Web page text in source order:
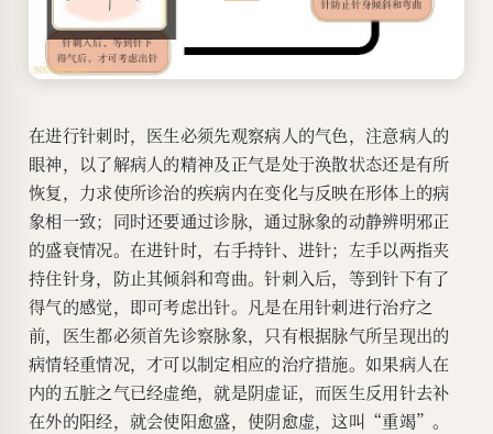
在进行针刺时，医生必须先观察病人的气色，注意病人的
眼神，以了解病人的精神及正气是处于涣散状态还是有所
恢复，力求使所诊治的疾病内在变化与反映在形体上的病
象相一致；同时还要通过诊脉，通过脉象的动静辨明邪正
的盛衰情况。在进针时，右手持针、进针；左手以两指夹
持住针身，防止其倾斜和弯曲。针刺入后，等到针下有了
得气的感觉，即可考虑出针。凡是在用针刺进行治疗之
前，医生都必须首先诊察脉象，只有根据脉气所呈现出的
病情轻重情况，才可以制定相应的治疗措施。如果病人在
内的五脏之气已经虚绝，就是阴虚证，而医生反用针去补
在外的阳经，就会使阳愈盛，使阴愈虚，这叫“重竭”。